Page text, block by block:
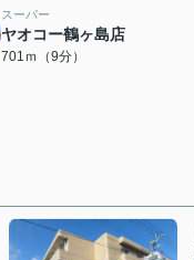
スーパー
ヤオコー鶴ヶ島店
701ｍ（9分）